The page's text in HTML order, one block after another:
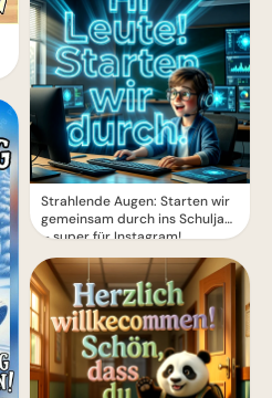
Strahlende Augen: Starten wir
gemeinsam durch ins Schuljahr
– super für Instagram!